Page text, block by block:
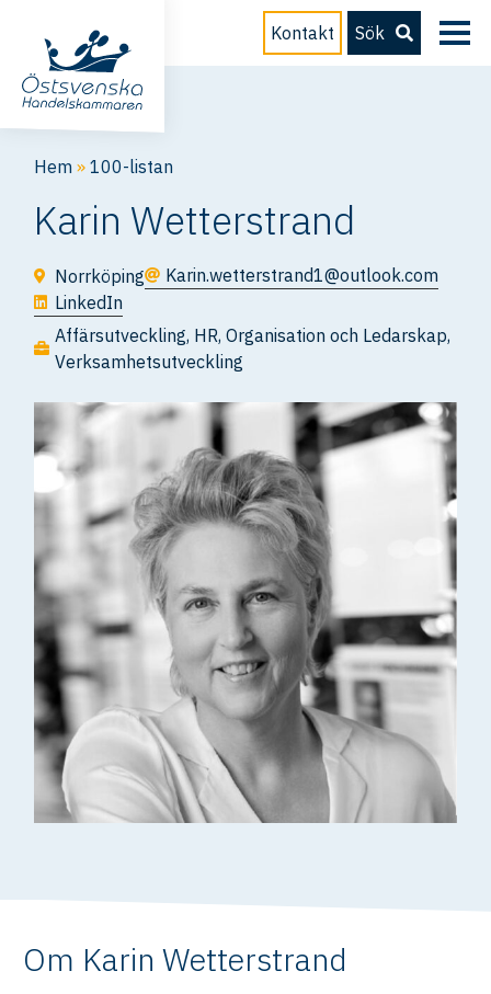
Kontakt Sök
Hem »100-listan
Karin Wetterstrand
Norrköping
Karin.wetterstrand1@outlook.com
LinkedIn
Affärsutveckling, HR,Organisation och Ledarskap,
Verksamhetsutveckling
Om Karin Wetterstrand